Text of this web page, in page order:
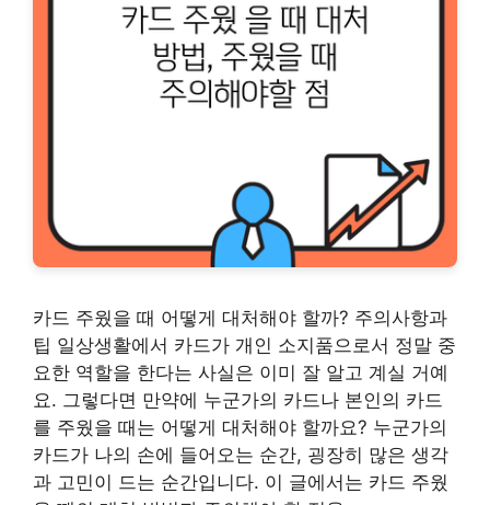
카드 주웠을 때 어떻게 대처해야 할까? 주의사항과
팁 일상생활에서 카드가 개인 소지품으로서 정말 중
요한 역할을 한다는 사실은 이미 잘 알고 계실 거예
요. 그렇다면 만약에 누군가의 카드나 본인의 카드
를 주웠을 때는 어떻게 대처해야 할까요? 누군가의
카드가 나의 손에 들어오는 순간, 굉장히 많은 생각
과 고민이 드는 순간입니다. 이 글에서는 카드 주웠